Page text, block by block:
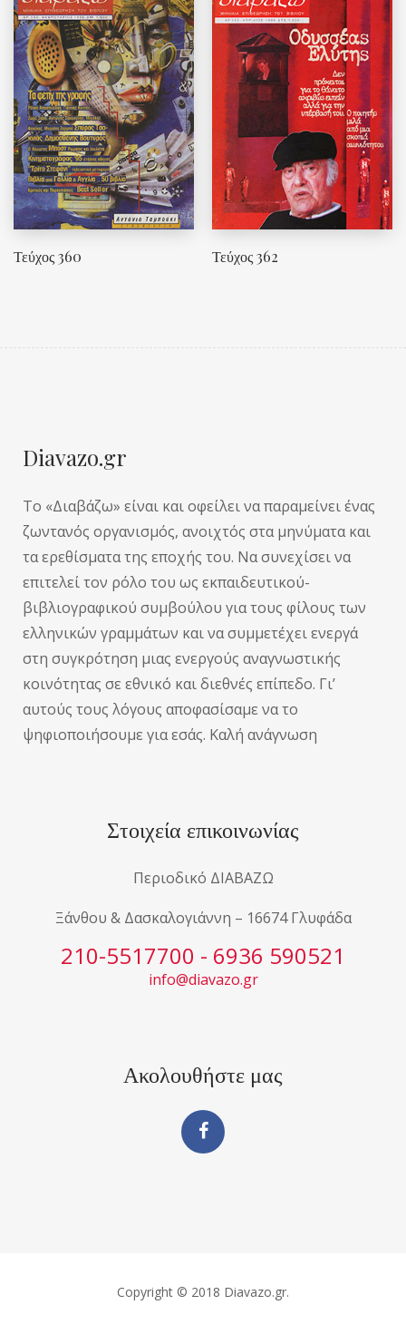
Τεύχος 360 Τεύχος 362
Diavazo.gr
Το «Διαβάζω» είναι και οφείλει να παραμείνει ένας
ζωντανός οργανισμός, ανοιχτός στα μηνύματα και
τα ερεθίσματα της εποχής του. Να συνεχίσει να
επιτελεί τον ρόλο του ως εκπαιδευτικού-
βιβλιογραφικού συμβούλου για τους φίλους των
ελληνικών γραμμάτων και να συμμετέχει ενεργά
στη συγκρότηση μιας ενεργούς αναγνωστικής
κοινότητας σε εθνικό και διεθνές επίπεδο. Γι’
αυτούς τους λόγους αποφασίσαμε να το
ψηφιοποιήσουμε για εσάς. Καλή ανάγνωση
Στοιχεία επικοινωνίας
Περιοδικό ΔΙΑΒΑΖΩ
Ξάνθου & Δασκαλογιάννη – 16674 Γλυφάδα
210-5517700 - 6936 590521
info@diavazo.gr
Ακολουθήστε μας
Copyright © 2018 Diavazo.gr.